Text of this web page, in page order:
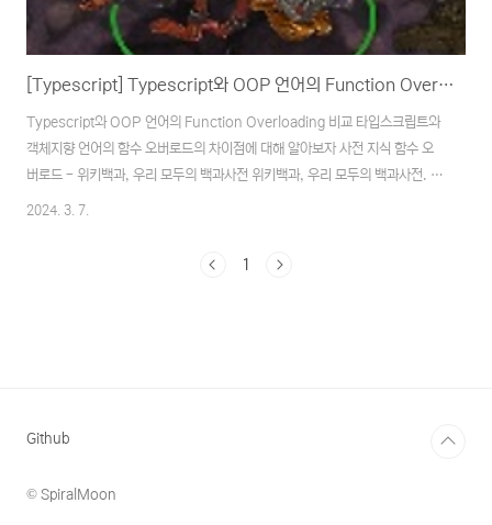
[Typescript] Typescript와 OOP 언어의 Function Overloading 비교
Typescript와 OOP 언어의 Function Overloading 비교 타입스크립트와
객체지향 언어의 함수 오버로드의 차이점에 대해 알아보자 사전 지식 함수 오
버로드 - 위키백과, 우리 모두의 백과사전 위키백과, 우리 모두의 백과사전. 함
수 오버로드(영어: Function overloading)는 다양한 에이다(Ada), C#,
2024. 3. 7.
1
Github
© SpiralMoon